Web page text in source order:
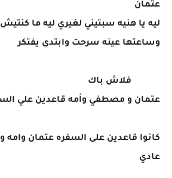
عتمان
ليه يا هنيه سبتيني لغيري ليه ما كنتيش
وساعتها عينه سرحت وابتدى يفتكر
فلاش باك
عتمان و مصطفي وأمه قاعدين علي
كانوا قاعدين على السفره عتمان
عادي